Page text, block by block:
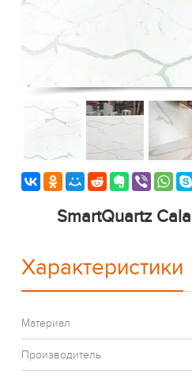
SmartQuartz
Характеристики
Материал
Производитель